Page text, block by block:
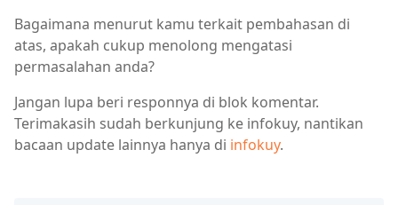
Bagaimana menurut kamu terkait pembahasan di
atas, apakah cukup menolong mengatasi
permasalahan anda?
Jangan lupa beri responnya di blok komentar.
Terimakasih sudah berkunjung ke infokuy, nantikan
bacaan update lainnya hanya di infokuy.